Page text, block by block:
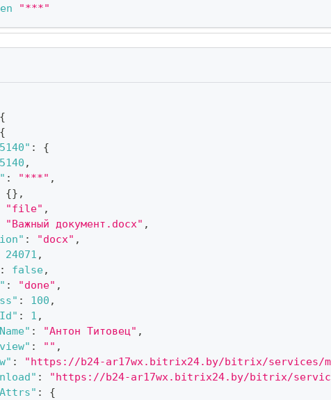
"***"
{
{
:
{
,
: "***" ,
{} ,
"file" ,
"Важный документ.docx" ,
: "docx" ,
24071 ,
: false,
: "done" ,
: 100 ,
: 1 ,
: "Антон Титовец" ,
: "" ,
:
"https://b24-ar17wx.bitrix24.by/bitrix/services/main/
:
"https://b24-ar17wx.bitrix24.by/bitrix/services/main/
:
{